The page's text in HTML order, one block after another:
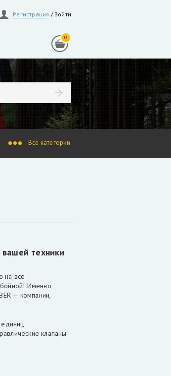
Регистрация / Войти
0
техники
на все
Именно
— компании,
единиц
клапаны